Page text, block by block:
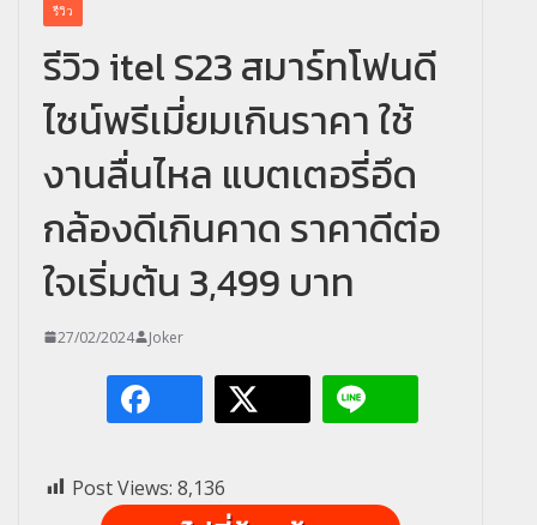
รีวิว
รีวิว itel S23 สมาร์ทโฟนดี
ไซน์พรีเมี่ยมเกินราคา ใช้
งานลื่นไหล แบตเตอรี่อึด
กล้องดีเกินคาด ราคาดีต่อ
ใจเริ่มต้น 3,499 บาท
27/02/2024 Joker
Post Views: 8,136